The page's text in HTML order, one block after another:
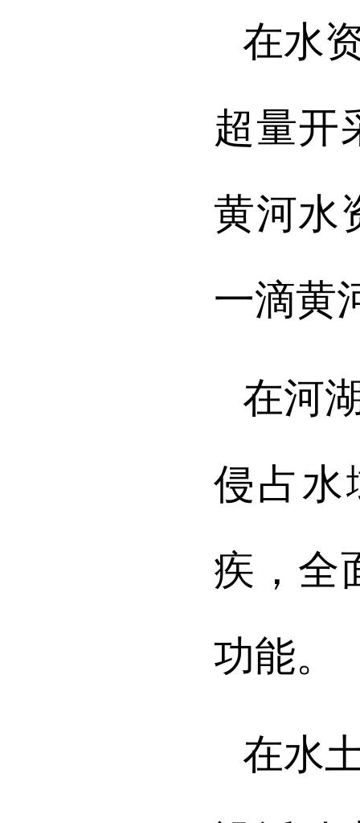
在水
超量开
黄河水
一滴黄
在河
侵占水
疾，全
功能。
在水